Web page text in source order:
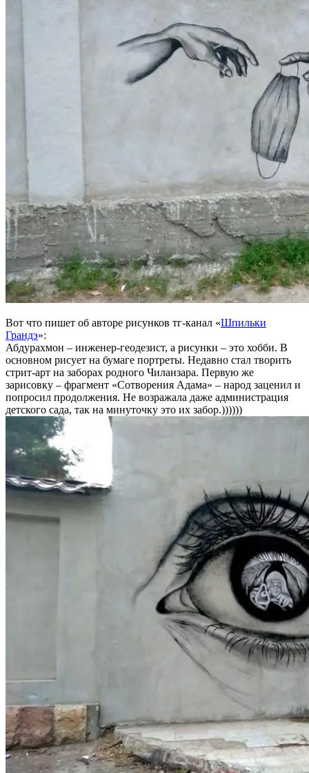
Вот что пишет об авторе рисунков тг-канал «Шпильки
Грандэ»:
Абдурахмон – инженер-геодезист, а рисунки – это хобби. В
основном рисует на бумаге портреты. Недавно стал творить
стрит-арт на заборах родного Чиланзара. Первую же
зарисовку – фрагмент «Сотворения Адама» – народ заценил и
попросил продолжения. Не возражала даже администрация
детского сада, так на минуточку это их забор.))))))